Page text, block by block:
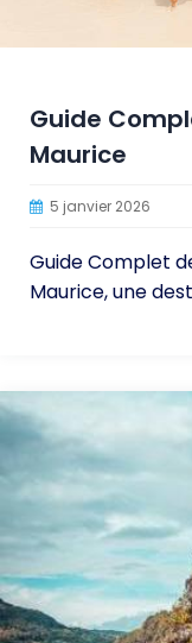
Guide
Maurice
5 janvier 2026
Guide Complet
Maurice, une